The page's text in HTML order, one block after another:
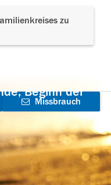
zu
Beginn der
Missbrauch